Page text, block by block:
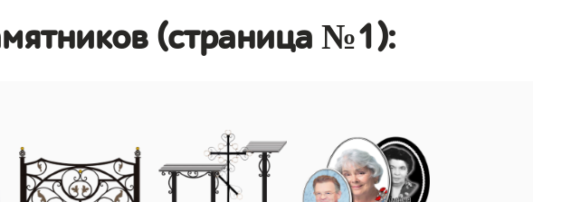
(страница №1):